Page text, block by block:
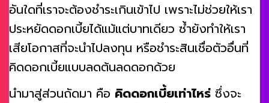
อันใดที่เราจะต้องชำระเกินเข้าไป เพราะไม่ช่วยให้เรา
ประหยัดดอกเบี้ยได้แม้แต่บาทเดียว ซ้ำยังทำให้เรา
เสียโอกาสที่จะนำไปลงทุน หรือชำระสินเชื่อตัวอื่นที่
คิดดอกเบี้ยแบบลดต้นลดดอกด้วย
นำมาสู่ส่วนถัดมา คือ คิดดอกเบี้ยเท่าไหร่ ซึ่งจะ